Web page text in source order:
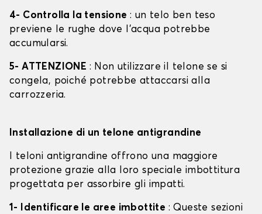
4- Controlla la tensione : un telo ben teso
previene le rughe dove l'acqua potrebbe
accumularsi.
5- ATTENZIONE : Non utilizzare il telone se si
congela, poiché potrebbe attaccarsi alla
carrozzeria.
Installazione di un telone antigrandine
I teloni antigrandine offrono una maggiore
protezione grazie alla loro speciale imbottitura
progettata per assorbire gli impatti.
1- Identificare le aree imbottite : Queste sezioni